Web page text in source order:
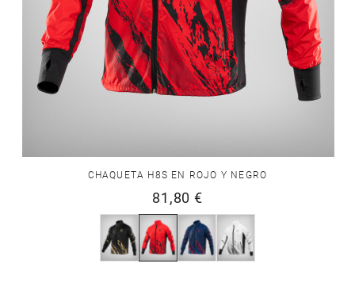
CHAQUETA H8S EN ROJO Y NEGRO
81,80 €